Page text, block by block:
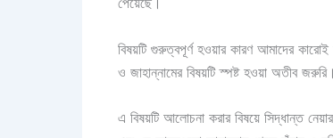
বিষয়টি গুরুত্বপূর্ণ হওয়ার কারণ আমাদের
ও জাহান্নামের বিষয়টি স্পষ্ট হওয়া অতীব
এ বিষয়টি আলোচনা করার বিষয়ে সিদ্ধান্ত